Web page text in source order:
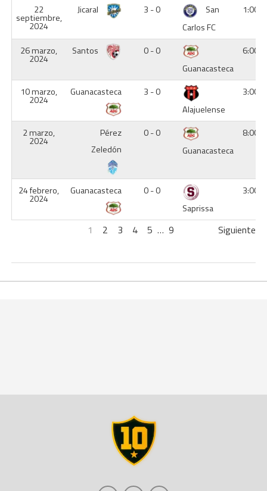
22
septiembre,
2024
Jicaral 3 - 0
San
Carlos FC
1:00
26 marzo,
2024
Santos
0 - 0
Guanacasteca
6:00
10 marzo,
2024
Guanacasteca
3 - 0
Alajuelense
3:00
2 marzo,
2024
Pérez
Zeledón
0 - 0
Guanacasteca
8:00
24 febrero,
2024
Guanacasteca
0 - 0
Saprissa
3:00
1 2 3 4 5 … 9 Siguiente